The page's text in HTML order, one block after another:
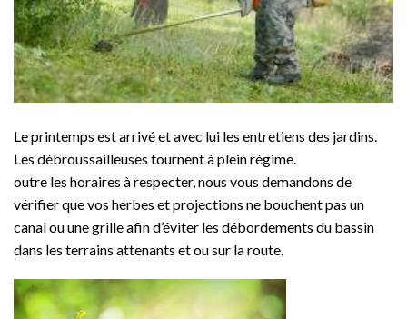
Le printemps est arrivé et avec lui les entretiens des jardins.
Les débroussailleuses tournent à plein régime.
outre les horaires à respecter, nous vous demandons de
vérifier que vos herbes et projections ne bouchent pas un
canal ou une grille afin d’éviter les débordements du bassin
dans les terrains attenants et ou sur la route.